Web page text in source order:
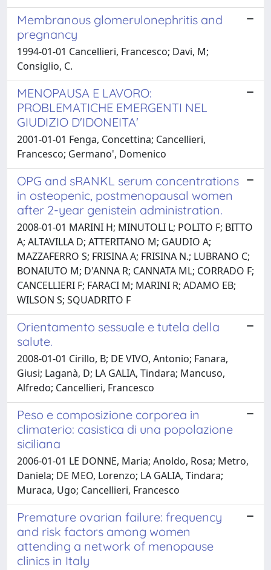
Membranous glomerulonephritis and
pregnancy
1994-01-01 Cancellieri, Francesco; Davi, M;
Consiglio, C.
MENOPAUSA E LAVORO:
PROBLEMATICHE EMERGENTI NEL
GIUDIZIO D'IDONEITA'
2001-01-01 Fenga, Concettina; Cancellieri,
Francesco; Germano', Domenico
OPG and sRANKL serum concentrations
in osteopenic, postmenopausal women
after 2-year genistein administration.
2008-01-01 MARINI H; MINUTOLI L; POLITO F; BITTO
A; ALTAVILLA D; ATTERITANO M; GAUDIO A;
MAZZAFERRO S; FRISINA A; FRISINA N.; LUBRANO C;
BONAIUTO M; D'ANNA R; CANNATA ML; CORRADO F;
CANCELLIERI F; FARACI M; MARINI R; ADAMO EB;
WILSON S; SQUADRITO F
Orientamento sessuale e tutela della
salute.
2008-01-01 Cirillo, B; DE VIVO, Antonio; Fanara,
Giusi; Laganà, D; LA GALIA, Tindara; Mancuso,
Alfredo; Cancellieri, Francesco
Peso e composizione corporea in
climaterio: casistica di una popolazione
siciliana
2006-01-01 LE DONNE, Maria; Anoldo, Rosa; Metro,
Daniela; DE MEO, Lorenzo; LA GALIA, Tindara;
Muraca, Ugo; Cancellieri, Francesco
Premature ovarian failure: frequency
and risk factors among women
attending a network of menopause
clinics in Italy